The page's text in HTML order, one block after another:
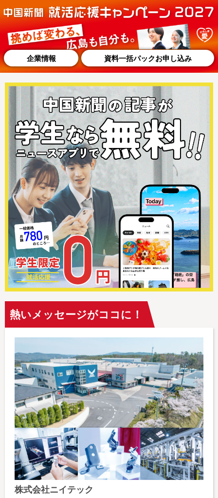
企業情報 資料一括パックお申し込み
熱いメッセージがココに！
株式会社ニイテック